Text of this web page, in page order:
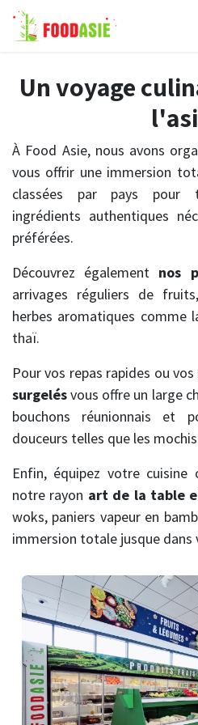
Se rendre au contenu
Un voyage
À Food Asie, nous avons
vous offrir une immersion
classées par pays pour
ingrédients authentiques
préférées.
Découvrez également nos
arrivages réguliers de
herbes aromatiques comme
thaï.
Pour vos repas rapides ou
surgelésvous offre un large
bouchons réunionnais et
douceurs telles que les
Enfin, équipez votre
notre rayon art de la table
woks, paniers vapeur en
immersion totale jusque dans